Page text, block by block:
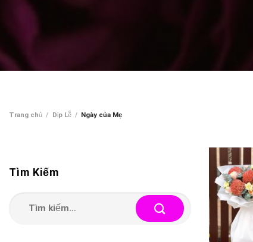
Trang chủ / Dịp Lễ / Ngày của Mẹ
Tìm Kiếm
Tìm